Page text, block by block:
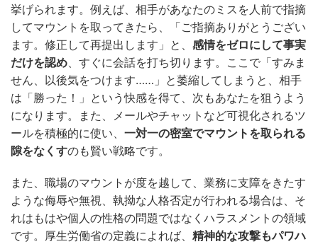
挙げられます。例えば、相手があなたのミスを人前で指摘
してマウントを取ってきたら、「ご指摘ありがとうござい
ます。修正して再提出します」と、 感情をゼロにして事実
だけを認め、すぐに会話を打ち切ります。ここで「すみま
せん、以後気をつけます……」と萎縮してしまうと、相手
は「勝った！」という快感を得て、次もあなたを狙うよう
になります。また、メールやチャットなど可視化されるツ
ールを積極的に使い、 一対一の密室でマウントを取られる
隙をなくすのも賢い戦略です。
また、職場のマウントが度を越して、業務に支障をきたす
ような侮辱や無視、執拗な人格否定が行われる場合は、そ
れはもはや個人の性格の問題ではなくハラスメントの領域
です。厚生労働省の定義によれば、 精神的な攻撃もパワハ